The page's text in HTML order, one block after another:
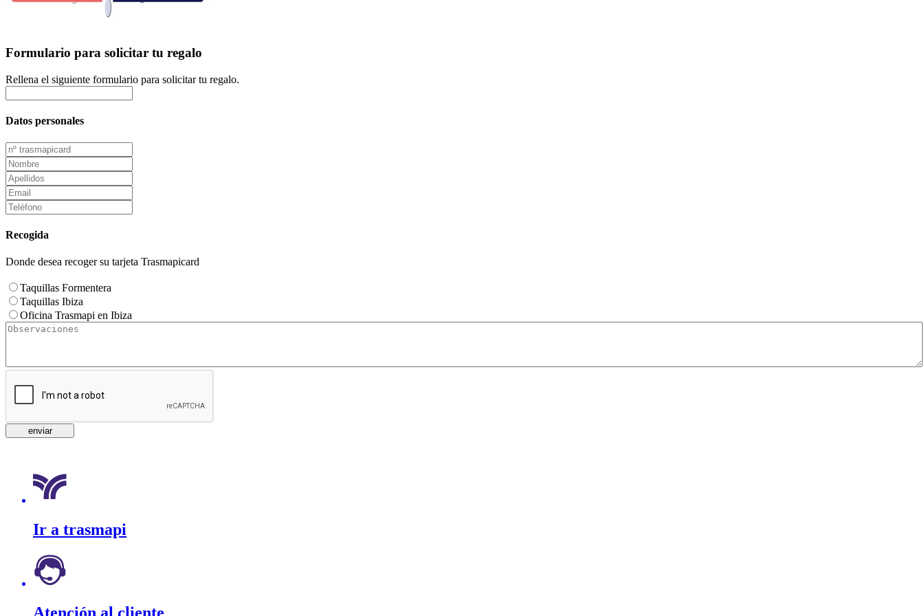
Formulario para solicitar tu regalo
Rellena el siguiente formulario para solicitar tu regalo.
Datos personales
Recogida
Donde desea recoger su tarjeta Trasmapicard
Taquillas Formentera
Taquillas Ibiza
Oficina Trasmapi en Ibiza
Ir a trasmapi